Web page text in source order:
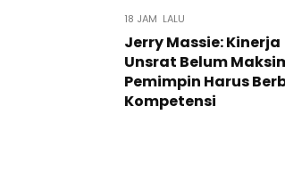
18 JAM LALU
Jerry Massie: Kinerja
Unsrat Belum
Pemimpin Harus
Kompetensi